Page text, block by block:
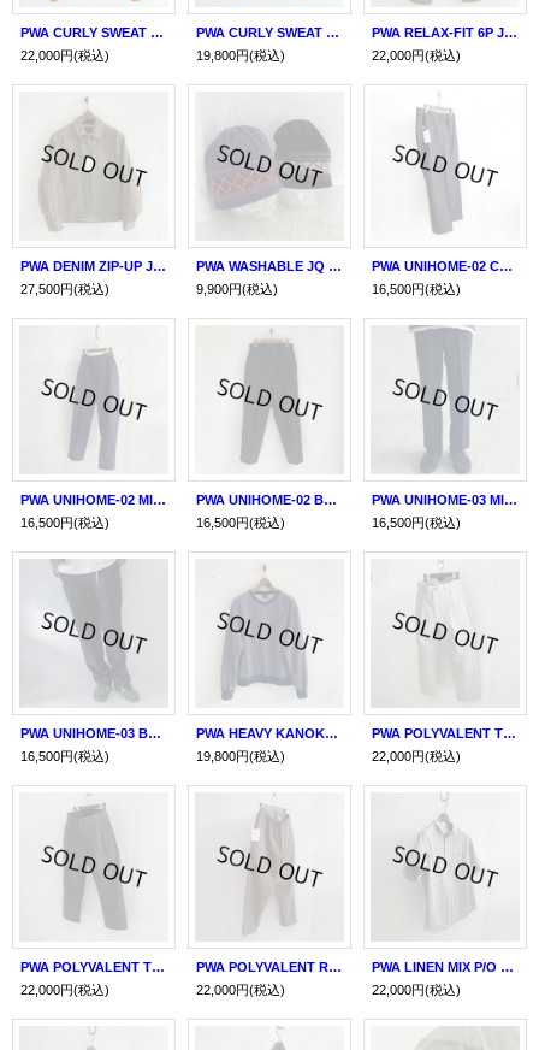
PWA CURLY SWEAT ZIP-UP TOPS ALMOND
22,000円(税込)
PWA CURLY SWEAT CREW ALMOND
19,800円(税込)
PWA RELAX-FIT 6P JEANS
22,000円(税込)
PWA DENIM ZIP-UP JKT
27,500円(税込)
PWA WASHABLE JQ BEANIE
9,900円(税込)
PWA UNIHOME-02 CHARCOAL
16,500円(税込)
PWA UNIHOME-02 MIDNIGHT
16,500円(税込)
PWA UNIHOME-02 BLACK
16,500円(税込)
PWA UNIHOME-03 MIDNIGHT
16,500円(税込)
PWA UNIHOME-03 BLACK
16,500円(税込)
PWA HEAVY KANOKO V-NECK P/O
19,800円(税込)
PWA POLYVALENT TRAVEL SLACKS IVORY
22,000円(税込)
PWA POLYVALENT TRAVEL SLACKS KHAKI
22,000円(税込)
PWA POLYVALENT RESORT PT GREIGE
22,000円(税込)
PWA LINEN MIX P/O SHIRT BEIGE CHECK
22,000円(税込)